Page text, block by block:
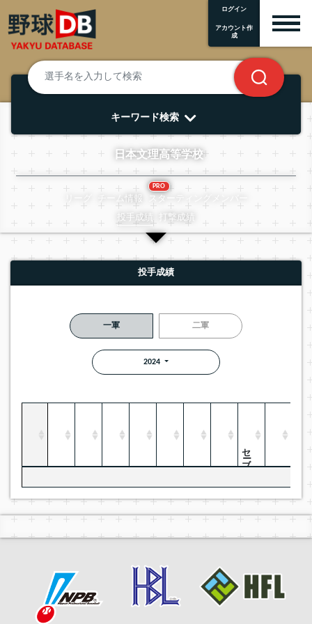
ログイン
アカウント作
成
キーワード検索
日本文理高等学校
チーム情報
PRO
スターティングメンバー
投手成績 打撃成績
投手成績
一軍 二軍
2024
セーブ